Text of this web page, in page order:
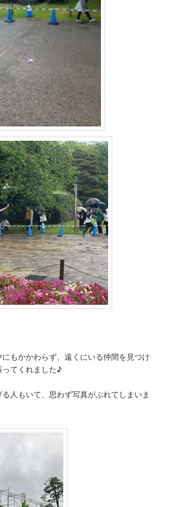
もかかわらず、遠くにいる仲間を見つけ
ってくれました♪
人もいて、思わず写真がぶれてしまいま